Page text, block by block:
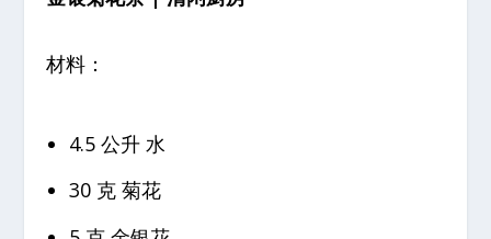
材料：
4.5 公升 水
30 克 菊花